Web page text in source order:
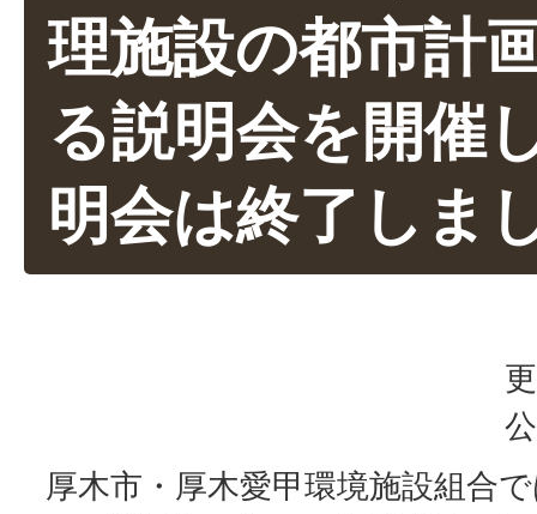
理施設の都市計
る説明会を開催
明会は終了しま
厚木市・厚木愛甲環境施設組合